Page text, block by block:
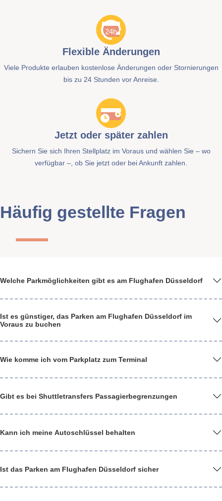
Flexible Änderungen
Viele Produkte erlauben kostenlose Änderungen oder Stornierungen
bis zu 24 Stunden vor Anreise.
Jetzt oder später zahlen
Sichern Sie sich Ihren Stellplatz im Voraus und wählen Sie – wo
verfügbar –, ob Sie jetzt oder bei Ankunft zahlen.
Häufig gestellte Fragen
Welche Parkmöglichkeiten gibt es am Flughafen Düsseldorf
Ist es günstiger, das Parken am Flughafen Düsseldorf im
Voraus zu buchen
Wie komme ich vom Parkplatz zum Terminal
Gibt es bei Shuttletransfers Passagierbegrenzungen
Kann ich meine Autoschlüssel behalten
Ist das Parken am Flughafen Düsseldorf sicher